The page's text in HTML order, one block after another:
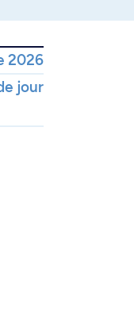
2026
jour